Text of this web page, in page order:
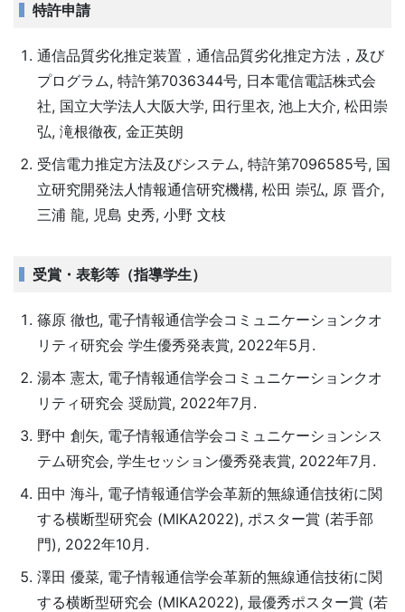
特許申請
通信品質劣化推定装置，通信品質劣化推定方法，及び
プログラム, 特許第7036344号, 日本電信電話株式会
社, 国立大学法人大阪大学, 田行里衣, 池上大介, 松田崇
弘, 滝根徹夜, 金正英朗
受信電力推定方法及びシステム, 特許第7096585号, 国
立研究開発法人情報通信研究機構, 松田 崇弘, 原 晋介,
三浦 龍, 児島 史秀, 小野 文枝
受賞・表彰等（指導学生）
篠原 徹也, 電子情報通信学会コミュニケーションクオ
リティ研究会 学生優秀発表賞, 2022年5月.
湯本 憲太, 電子情報通信学会コミュニケーションクオ
リティ研究会 奨励賞, 2022年7月.
野中 創矢, 電子情報通信学会コミュニケーションシス
テム研究会, 学生セッション優秀発表賞, 2022年7月.
田中 海斗, 電子情報通信学会革新的無線通信技術に関
する横断型研究会 (MIKA2022), ポスター賞 (若手部
門), 2022年10月.
澤田 優菜, 電子情報通信学会革新的無線通信技術に関
する横断型研究会 (MIKA2022), 最優秀ポスター賞 (若